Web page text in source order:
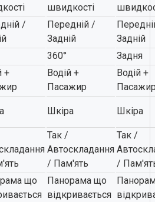
швидкості
/
Передній /
Задній
Задній
360°
Задня
+
Водій +
Пасажир
Водій +
Шкіра Шкіра
Так /
Автоскладання
/ Пам'ять
Так /
/
що
Панорама що
відкривається